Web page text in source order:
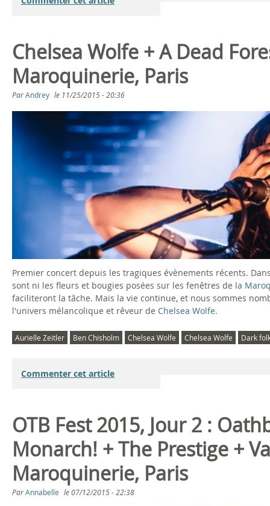
Chelsea Wolfe + A Dead
Maroquinerie, Paris
ParAndrey le 11/25/2015 - 20:36
Premier concert depuis les tragiques évènements récents.
sont ni les fleurs et bougies posées sur les fenêtres de la
faciliteront la tâche. Mais la vie continue, et nous sommes
l'univers mélancolique et rêveur de Chelsea Wolfe.
Aurielle Zeitler Ben Chisholm Chelsea Wolfe Chelsea Wolfe Dark
Commenter cet article
OTB Fest 2015, Jour 2 :
Monarch! + The Prestige +
Maroquinerie, Paris
ParAnnabelle le07/12/2015 - 22:38